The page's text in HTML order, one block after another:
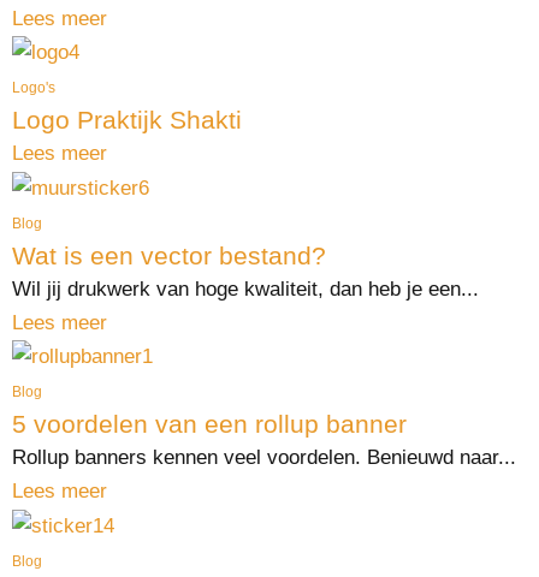
Lees meer
Logo's
Logo Praktijk Shakti
Lees meer
Blog
Wat is een vector bestand?
Wil jij drukwerk van hoge kwaliteit, dan heb je een...
Lees meer
Blog
5 voordelen van een rollup banner
Rollup banners kennen veel voordelen. Benieuwd naar...
Lees meer
Blog